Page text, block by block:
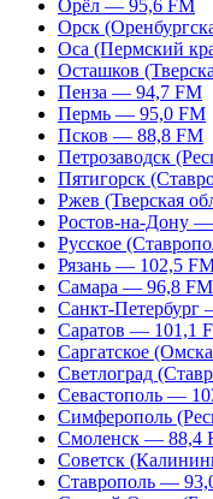
Орёл — 95,6 FM
Орск
Оса (Пермский
Осташков
Пенза — 94,7 FM
Пермь — 95,0 FM
Псков — 88,8 FM
Петрозаводск
Пятигорск
Ржев (Тверская
Ростов-на-Дону
Русское
Рязань — 102,5
Самара — 96,8 FM
Санкт-Петербург
Саратов — 101,1
Саргатское
Светлоград
Севастополь —
Симферополь
Смоленск — 88,4
Советск
Ставрополь —